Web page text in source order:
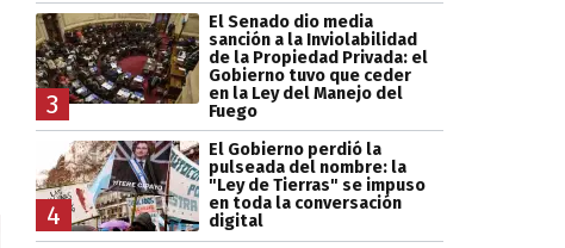
3
El Senado dio media
sanción a la Inviolabilidad
de la Propiedad Privada: el
Gobierno tuvo que ceder
en la Ley del Manejo del
Fuego
4
El Gobierno perdió la
pulseada del nombre: la
"Ley de Tierras" se impuso
en toda la conversación
digital